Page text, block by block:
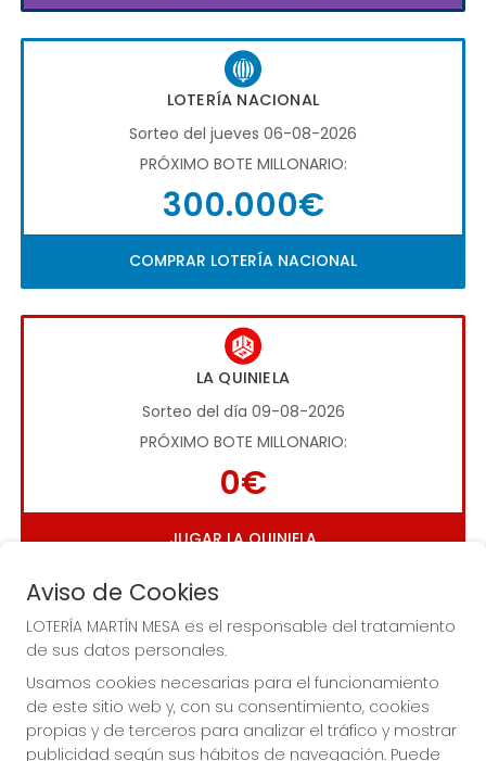
LOTERÍA NACIONAL
Sorteo del jueves 06-08-2026
PRÓXIMO BOTE MILLONARIO:
300.000€
COMPRAR LOTERÍA NACIONAL
LA QUINIELA
Sorteo del día 09-08-2026
PRÓXIMO BOTE MILLONARIO:
0€
JUGAR LA QUINIELA
Imagen anterior
Aviso de Cookies
LOTERÍA MARTÍN MESA es el responsable del tratamiento
de sus datos personales.
Usamos cookies necesarias para el funcionamiento
de este sitio web y, con su consentimiento, cookies
propias y de terceros para analizar el tráfico y mostrar
publicidad según sus hábitos de navegación. Puede